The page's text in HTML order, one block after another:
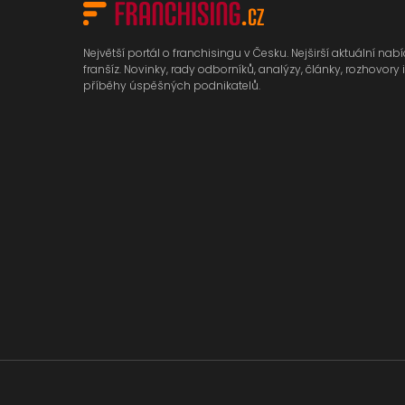
Největší portál o franchisingu v Česku. Nejširší aktuální
franšíz. Novinky, rady odborníků, analýzy, články, rozhovory i
příběhy úspěšných podnikatelů.